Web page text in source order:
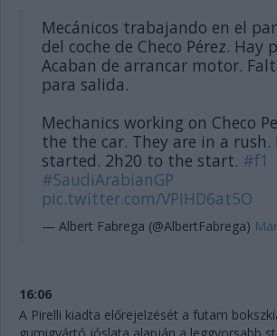
Mecánicos trabajando en el
del coche de Checo Pérez. Hay
Acaban de arrancar motor.
para salida.
Mechanics working on Checo
the the car. They are in a rush.
started. 2h20 to the start. #f1
#SaudiArabianGP
pic.twitter.com/VPIHD6at5O
— Albert Fabrega (@AlbertFabrega)
16:06
A Pirelli kiadta előrejelzését a futam